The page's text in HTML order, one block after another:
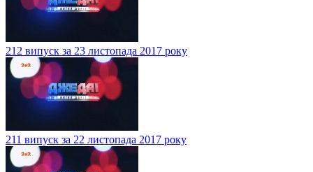
212 випуск за 23 листопада 2017 року
211 випуск за 22 листопада 2017 року